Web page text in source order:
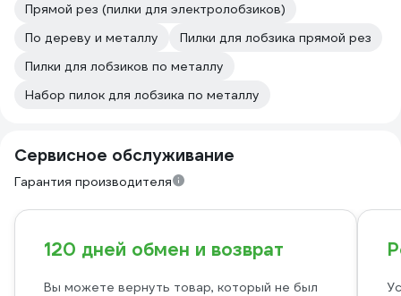
Прямой рез (пилки для электролобзиков)
По дереву и металлу
Пилки для лобзика прямой рез
Пилки для лобзиков по металлу
Набор пилок для лобзика по металлу
Сервисное обслуживание
Гарантия производителя
120 дней обмен и возврат
Вы можете вернуть товар, который не был